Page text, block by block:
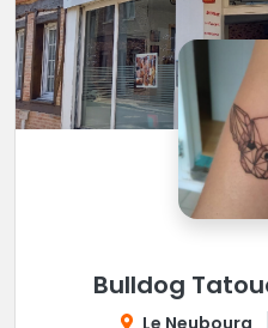
Bulldog
Le Neubourg